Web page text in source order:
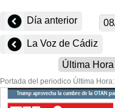
Día anterior
La Voz de Cádiz
Portada del periodico Última Hora: